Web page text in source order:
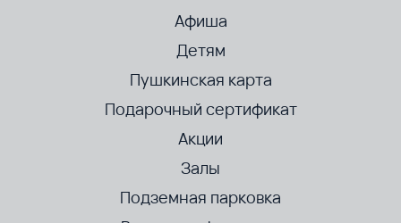
Афиша
Детям
Пушкинская карта
Подарочный сертификат
Акции
Залы
Подземная парковка